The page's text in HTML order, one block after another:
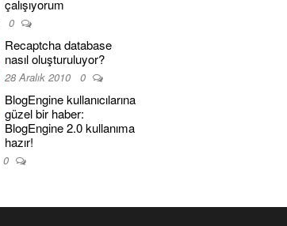
çalışıyorum
0
Recaptcha database
nasıl oluşturuluyor?
28 Aralık 2010 0
BlogEngine kullanıcılarına
güzel bir haber:
BlogEngine 2.0 kullanıma
hazır!
0